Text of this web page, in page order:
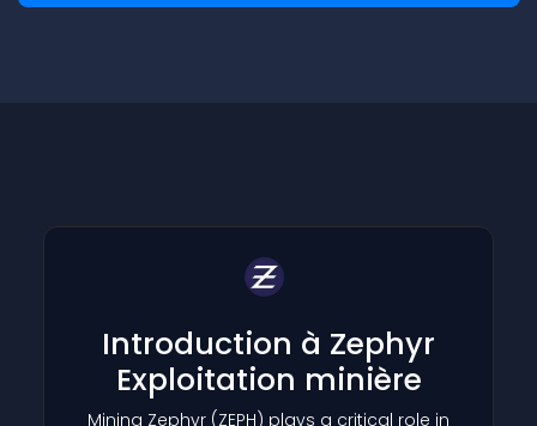
Introduction à Zephyr
Exploitation minière
Mining Zephyr (ZEPH) plays a critical role in